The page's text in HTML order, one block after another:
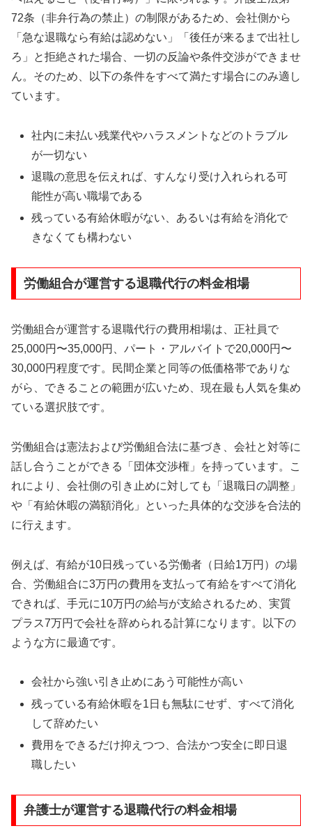
72条（非弁行為の禁止）の制限があるため、会社側から
「急な退職なら有給は認めない」「後任が来るまで出社し
ろ」と拒絶された場合、一切の反論や条件交渉ができませ
ん。そのため、以下の条件をすべて満たす場合にのみ適し
ています。
社内に未払い残業代やハラスメントなどのトラブル
が一切ない
退職の意思を伝えれば、すんなり受け入れられる可
能性が高い職場である
残っている有給休暇がない、あるいは有給を消化で
きなくても構わない
労働組合が運営する退職代行の料金相場
労働組合が運営する退職代行の費用相場は、正社員で
25,000円〜35,000円、パート・アルバイトで20,000円〜
30,000円程度です。民間企業と同等の低価格帯でありな
がら、できることの範囲が広いため、現在最も人気を集め
ている選択肢です。
労働組合は憲法および労働組合法に基づき、会社と対等に
話し合うことができる「団体交渉権」を持っています。こ
れにより、会社側の引き止めに対しても「退職日の調整」
や「有給休暇の満額消化」といった具体的な交渉を合法的
に行えます。
例えば、有給が10日残っている労働者（日給1万円）の場
合、労働組合に3万円の費用を支払って有給をすべて消化
できれば、手元に10万円の給与が支給されるため、実質
プラス7万円で会社を辞められる計算になります。以下の
ような方に最適です。
会社から強い引き止めにあう可能性が高い
残っている有給休暇を1日も無駄にせず、すべて消化
して辞めたい
費用をできるだけ抑えつつ、合法かつ安全に即日退
職したい
弁護士が運営する退職代行の料金相場